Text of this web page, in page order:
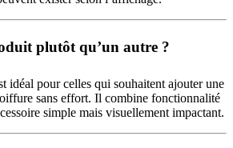
plutôt qu’un autre ?
idéal pour celles qui souhaitent ajouter une
sans effort. Il combine fonctionnalité
simple mais visuellement impactant.